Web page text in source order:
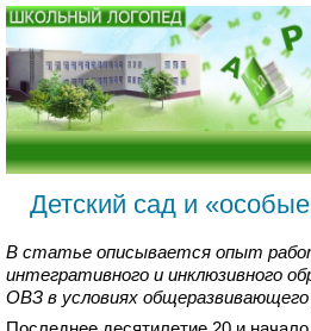
Детский сад и
В статье описывается опыт
интегративного и инклюзивного
ОВЗ в условиях